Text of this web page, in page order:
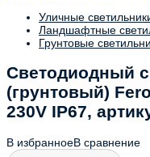
Уличные
Ландшафтные
Грунтовые
Светодиодный
(грунтовый)
230V IP67,
В избранноеВ сравнение